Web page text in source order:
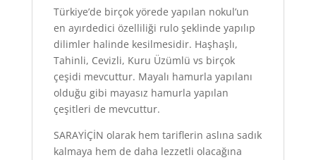
Türkiye’de birçok yörede yapılan nokul’un
en ayırdedici özelliliği rulo şeklinde yapılıp
dilimler halinde kesilmesidir. Haşhaşlı,
Tahinli, Cevizli, Kuru Üzümlü vs birçok
çeşidi mevcuttur. Mayalı hamurla yapılanı
olduğu gibi mayasız hamurla yapılan
çeşitleri de mevcuttur.
SARAYİÇİN olarak hem tariflerin aslına sadık
kalmaya hem de daha lezzetli olacağına